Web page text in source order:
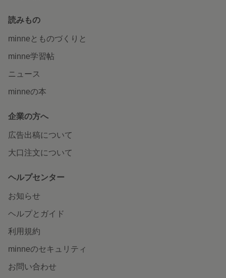
読みもの
minneとものづくりと
minne学習帖
ニュース
minneの本
企業の方へ
広告出稿について
大口注文について
ヘルプセンター
お知らせ
ヘルプとガイド
利用規約
minneのセキュリティ
お問い合わせ